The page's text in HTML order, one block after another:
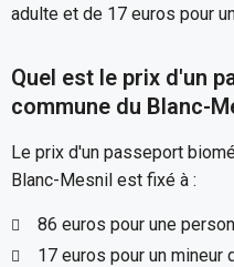
adulte et de 17 euros pour
Quel est le prix d'un
commune du Blanc-
Le prix d'un passeport
Blanc-Mesnil est fixé à :
86 euros pour une
17 euros pour un mineur